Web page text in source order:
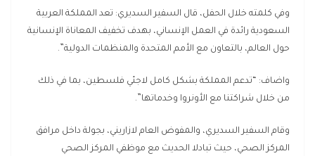
وفي كلمته خلال الحفل، قال السفير السديري: تعد المملكة العربية
السعودية رائدة في العمل الإنساني، بهدف تخفيف المعاناة الإنسانية
حول العالم، بالتعاون مع الأمم المتحدة والمنظمات الدولية”.
واضاف: “تدعم المملكة بشكل كامل لاجئي فلسطين، بما في ذلك
من خلال شراكتنا مع الأونروا وخدماتها”.
وقام السفير السديري، والمفوض العام لازاريني، بجولة داخل مرافق
المركز الصحي، حيث تبادلا الحديث مع موظفي المركز الصحي